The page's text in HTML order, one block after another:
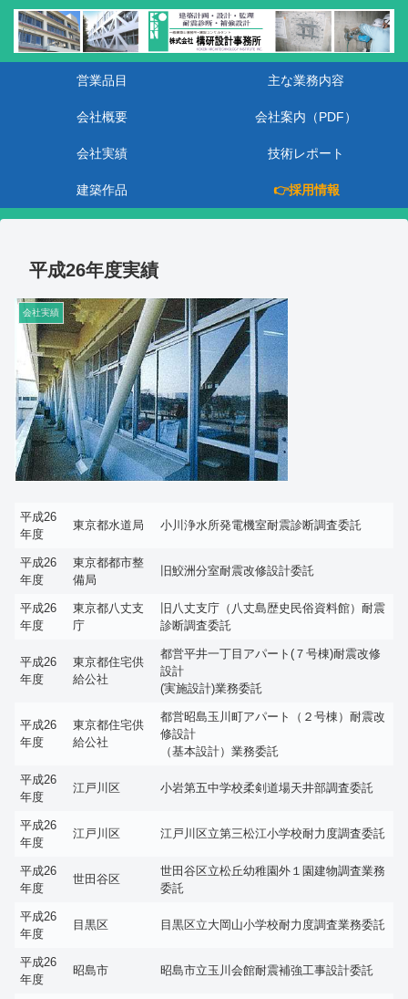
営業品目 主な業務内容
会社概要 会社案内（PDF）
会社実績 技術レポート
建築作品 👉採用情報
平成26年度実績
会社実績
平成26
年度
東京都水道局 小川浄水所発電機室耐震診断調査委託
平成26
年度
東京都都市整
備局
旧鮫洲分室耐震改修設計委託
平成26
年度
東京都八丈支
庁
旧八丈支庁（八丈島歴史民俗資料館）耐震
診断調査委託
平成26
年度
東京都住宅供
給公社
都営平井一丁目アパート(７号棟)耐震改修
設計
(実施設計)業務委託
平成26
年度
東京都住宅供
給公社
都営昭島玉川町アパート（２号棟）耐震改
修設計
（基本設計）業務委託
平成26
年度
江戸川区 小岩第五中学校柔剣道場天井部調査委託
平成26
年度
江戸川区 江戸川区立第三松江小学校耐力度調査委託
平成26
年度
世田谷区
世田谷区立松丘幼稚園外１園建物調査業務
委託
平成26
年度
目黒区 目黒区立大岡山小学校耐力度調査業務委託
平成26
年度
昭島市 昭島市立玉川会館耐震補強工事設計委託